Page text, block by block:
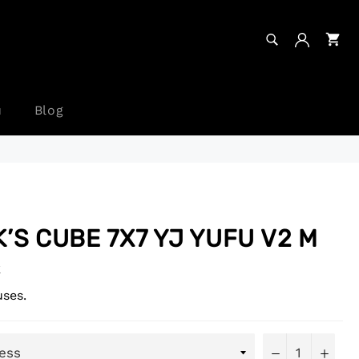
RECHERCHE
Recherche
Blog
CUBE 7X7 YJ YUFU V2 M
− +